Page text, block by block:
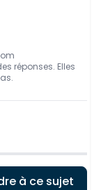
réponses. Elles
à ce sujet